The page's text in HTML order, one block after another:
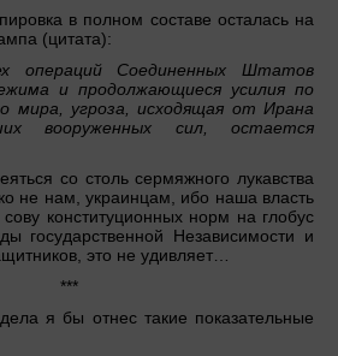
в полном составе осталась на
(цитата):
операций Соединенных Штатов
и продолжающиеся усилия по
мира, угроза, исходящая от Ирана
сил, остается
со столь сермяжного лукавства
не нам, украинцам, ибо наша власть
сову конституционных норм на глобус
государственной Независимости и
это не удивляет…
***
я бы отнес такие показательные